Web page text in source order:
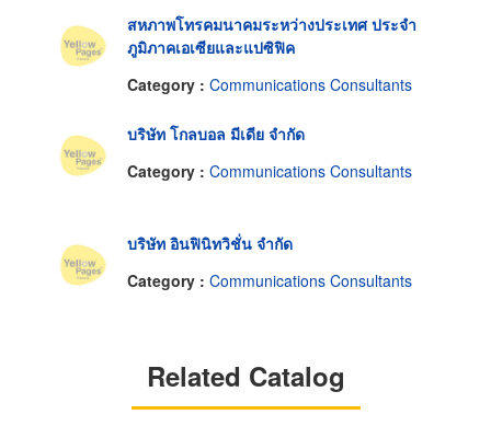
สหภาพโทรคมนาคมระหว่างประเทศ ประจำ
ภูมิภาคเอเซียและแปซิฟิค
Category : Communications Consultants
บริษัท โกลบอล มีเดีย จำกัด
Category : Communications Consultants
บริษัท อินฟินิทวิชั่น จำกัด
Category : Communications Consultants
Related Catalog